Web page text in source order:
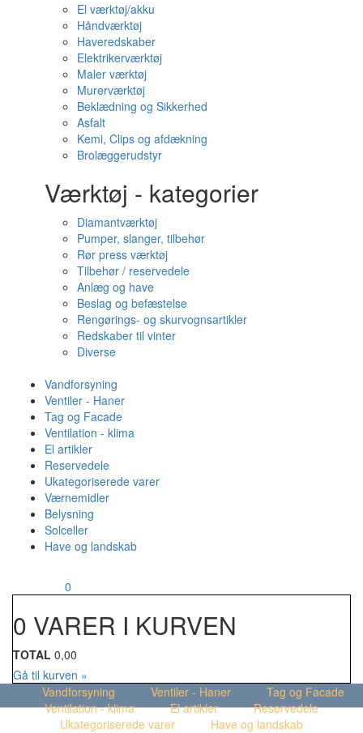
El værktøj/akku
Håndværktøj
Haveredskaber
Elektrikerværktøj
Maler værktøj
Murerværktøj
Beklædning og Sikkerhed
Asfalt
Kemi, Clips og afdækning
Brolæggerudstyr
Værktøj - kategorier
Diamantværktøj
Pumper, slanger, tilbehør
Rør press værktøj
Tilbehør / reservedele
Anlæg og have
Beslag og befæstelse
Rengørings- og skurvognsartikler
Redskaber til vinter
Diverse
Vandforsyning
Ventiler - Haner
Tag og Facade
Ventilation - klima
El artikler
Reservedele
Ukategoriserede varer
Værnemidler
Belysning
Solceller
Have og landskab
0
0 VARER I KURVEN
TOTAL 0,00
Gå til kurven »
Vandforsyning
Ventiler - Haner
Tag og Facade
Ventilation - klima
El artikler
Reservedele
Ukategoriserede varer
Have og landskab